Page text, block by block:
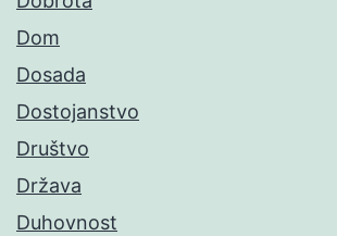
Dom
Dosada
Dostojanstvo
Društvo
Država
Duhovnost